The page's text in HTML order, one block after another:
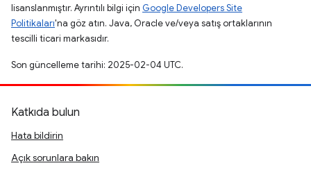
lisanslanmıştır. Ayrıntılı bilgi için Google Developers Site
Politikaları'na göz atın. Java, Oracle ve/veya satış ortaklarının
tescilli ticari markasıdır.
Son güncelleme tarihi: 2025-02-04 UTC.
Katkıda bulun
Hata bildirin
Açık sorunlara bakın